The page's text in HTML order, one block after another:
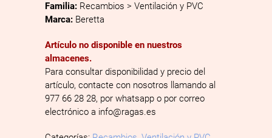
Familia: Recambios > Ventilación y PVC
Marca: Beretta
Artículo no disponible en nuestros
almacenes.
Para consultar disponibilidad y precio del
artículo, contacte con nosotros llamando al
977 66 28 28, por whatsapp o por correo
electrónico a info@ragas.es